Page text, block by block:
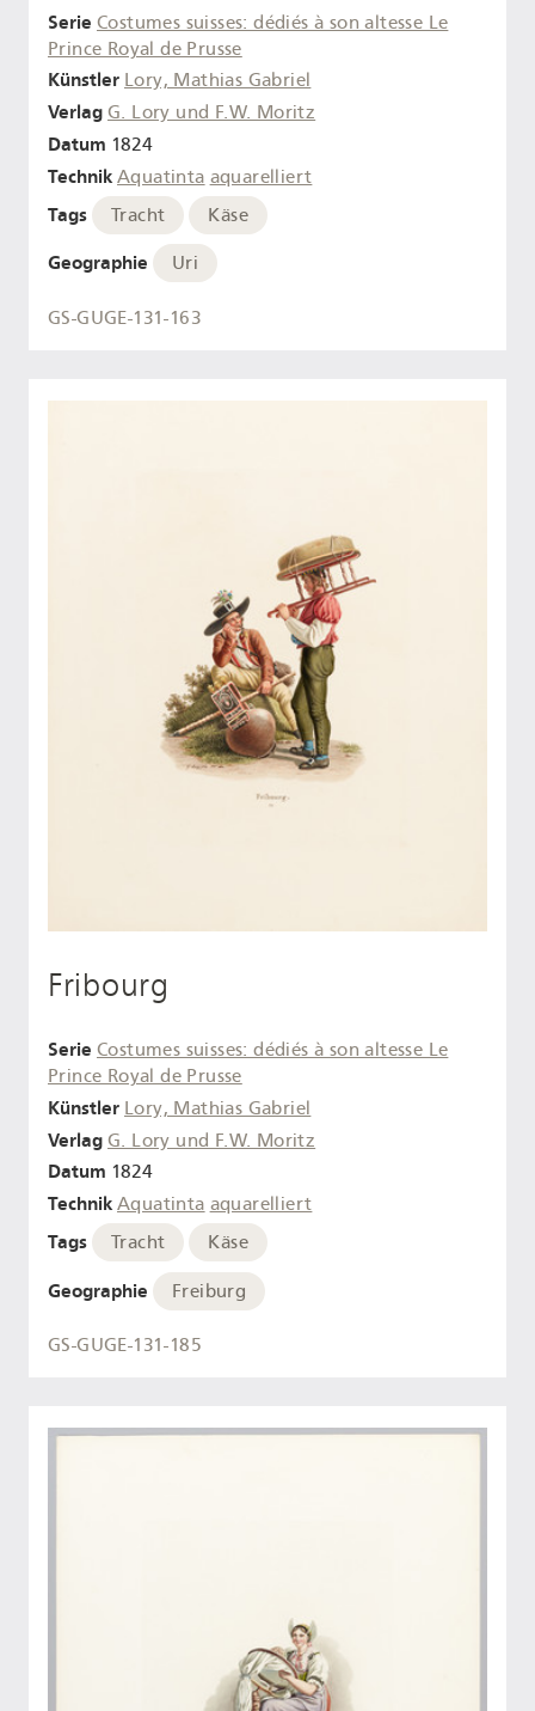
Serie Costumes suisses: dédiés à son altesse Le
Prince Royal de Prusse
Künstler Lory, Mathias Gabriel
Verlag G. Lory und F.W. Moritz
Datum 1824
Technik Aquatinta aquarelliert
Tags Tracht Käse
Geographie Uri
GS-GUGE-131-163
Fribourg
Serie Costumes suisses: dédiés à son altesse Le
Prince Royal de Prusse
Künstler Lory, Mathias Gabriel
Verlag G. Lory und F.W. Moritz
Datum 1824
Technik Aquatinta aquarelliert
Tags Tracht Käse
Geographie Freiburg
GS-GUGE-131-185